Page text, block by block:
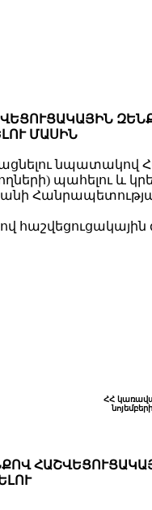
ՄԱՍԻՆ
նպատակով
պահելու և
հաշվեցուցակային
ՀՀ